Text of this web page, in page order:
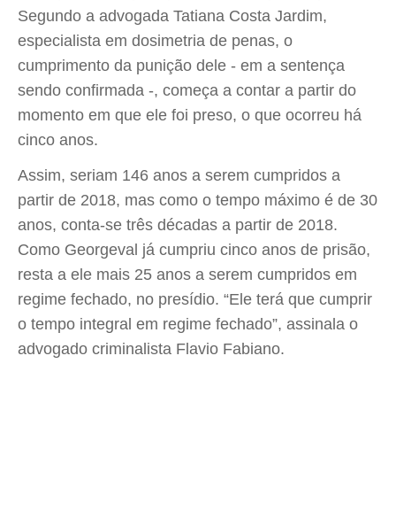
Segundo a advogada Tatiana Costa Jardim,
especialista em dosimetria de penas, o
cumprimento da punição dele - em a sentença
sendo confirmada -, começa a contar a partir do
momento em que ele foi preso, o que ocorreu há
cinco anos.
Assim, seriam 146 anos a serem cumpridos a
partir de 2018, mas como o tempo máximo é de 30
anos, conta-se três décadas a partir de 2018.
Como Georgeval já cumpriu cinco anos de prisão,
resta a ele mais 25 anos a serem cumpridos em
regime fechado, no presídio. “Ele terá que cumprir
o tempo integral em regime fechado”, assinala o
advogado criminalista Flavio Fabiano.